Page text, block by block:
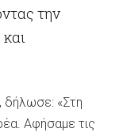
την
δήλωσε: «Στη
Αφήσαμε τις